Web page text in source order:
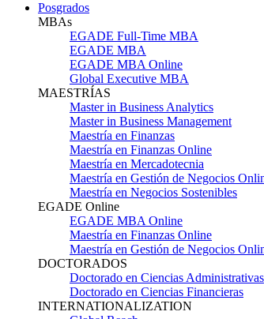
Posgrados
MBAs
EGADE Full-Time MBA
EGADE MBA
EGADE MBA Online
Global Executive MBA
MAESTRÍAS
Master in Business Analytics
Master in Business Management
Maestría en Finanzas
Maestría en Finanzas Online
Maestría en Mercadotecnia
Maestría en Gestión de Negocios
Maestría en Negocios Sostenibles
EGADE Online
EGADE MBA Online
Maestría en Finanzas Online
Maestría en Gestión de Negocios
DOCTORADOS
Doctorado en Ciencias Administrativas
Doctorado en Ciencias Financieras
INTERNATIONALIZATION